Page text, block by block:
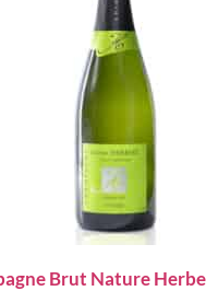
Brut Nature